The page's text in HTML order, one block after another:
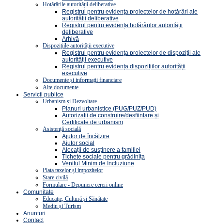
Hotărârile autorității deliberative
Registrul pentru evidenţa proiectelor de hotărâri ale
autorității deliberative
Registrul pentru evidența hotărârilor autorității
deliberative
Arhivă
Dispozițiile autorității executive
Registrul pentru evidența proiectelor de dispoziții ale
autorității executive
Registrul pentru evidența dispozițiilor autorității
executive
Documente și informații financiare
Alte documente
Servicii publice
Urbanism și Dezvoltare
Planuri urbanistice (PUG/PUZ/PUD)
Autorizații de construire/desființare și
Certificate de urbanism
Asistență socială
Ajutor de încălzire
Ajutor social
Alocații de susținere a familiei
Tichete sociale pentru grădinița
Venitul Minim de Incluziune
Plata taxelor și impozitelor
Stare civilă
Formulare - Depunere cereri online
Comunitate
Educație, Cultură și Sănătate
Mediu și Turism
Anunturi
Contact